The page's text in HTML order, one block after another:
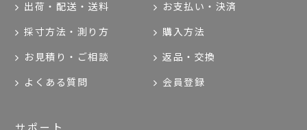
出荷・配送・送料 お支払い・決済
採寸方法・測り方 購入方法
お見積り・ご相談 返品・交換
よくある質問 会員登録